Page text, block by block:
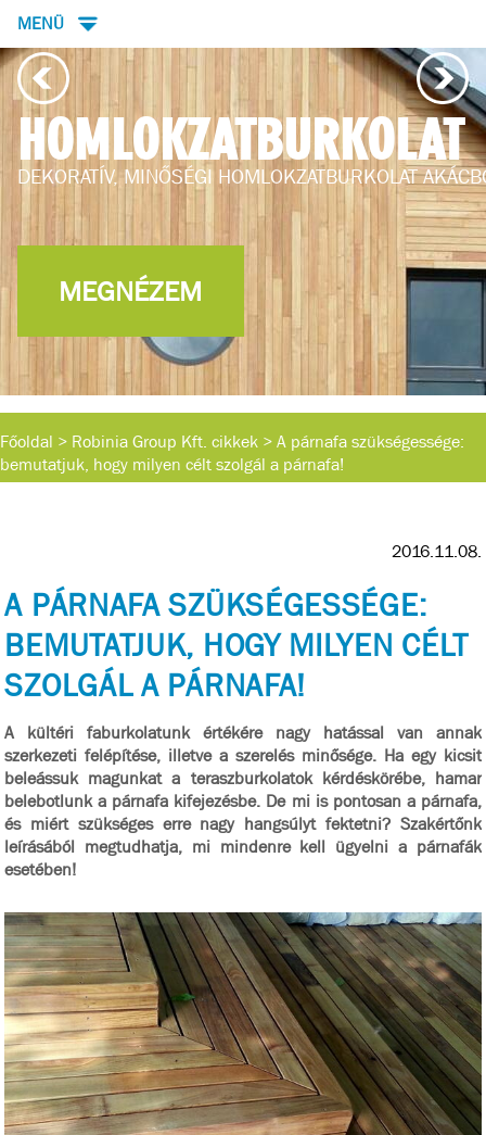
MENÜ
KERTBERENDEZÉS
KERTI BÚTOROK, KERTÉPÍTÉS
MEGNÉZEM
Főoldal > Robinia Group Kft. cikkek >A párnafa szükségessége:
bemutatjuk, hogy milyen célt szolgál a párnafa!
2016.11.08.
A PÁRNAFA SZÜKSÉGESSÉGE:
BEMUTATJUK, HOGY MILYEN CÉLT
SZOLGÁL A PÁRNAFA!
A kültéri faburkolatunk értékére nagy hatással van annak
szerkezeti felépítése, illetve a szerelés minősége. Ha egy kicsit
beleássuk magunkat a teraszburkolatok kérdéskörébe, hamar
belebotlunk a párnafa kifejezésbe. De mi is pontosan a párnafa,
és miért szükséges erre nagy hangsúlyt fektetni? Szakértőnk
leírásából megtudhatja, mi mindenre kell ügyelni a párnafák
esetében!